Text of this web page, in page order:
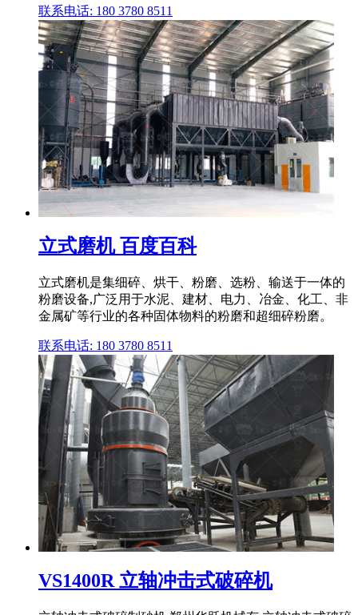
联系电话: 180 3780 8511
立式磨机 百度百科
立式磨机是集细碎、烘干、粉磨、选粉、输送于一体的
粉磨设备,广泛用于水泥、建材、电力、冶金、化工、非
金属矿等行业的各种固体物料的粉磨和超细碎粉磨。
联系电话: 180 3780 8511
VS1400R 立轴冲击式破碎机